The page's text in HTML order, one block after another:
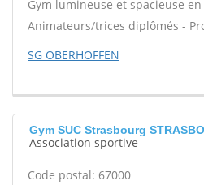
Gym lumineuse et spacieuse
Animateurs/trices diplômés -
SG OBERHOFFEN
Gym SUC Strasbourg
Association sportive
Code postal: 67000